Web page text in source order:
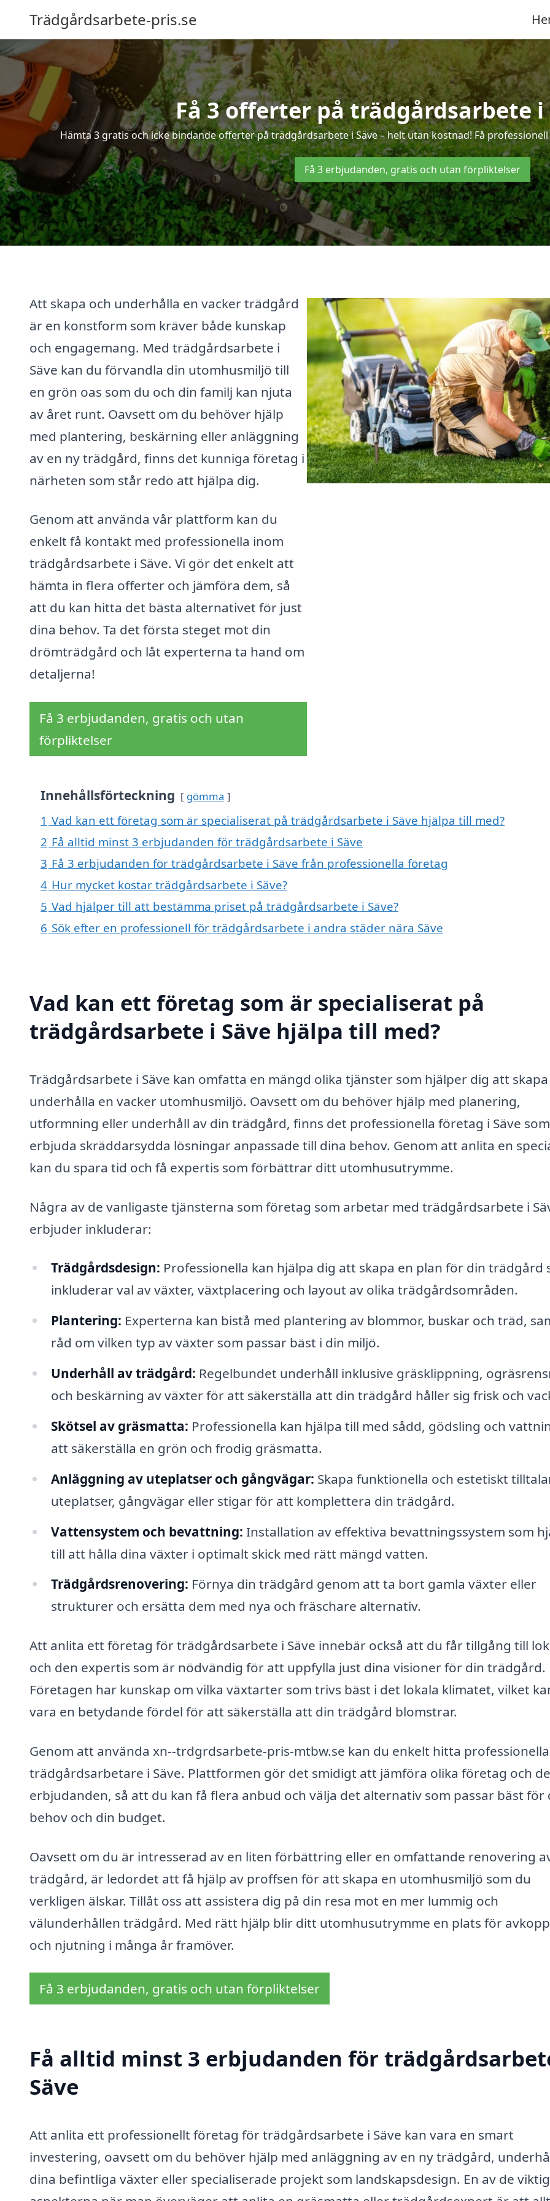
Trädgårdsarbete-pris.se
Få 3 offerter på trädgårdsarbete i
Hämta 3 gratis och icke bindande offerter på trädgårdsarbete i Säve – helt utan kostnad! Få
Få 3 erbjudanden, gratis och utan förpliktelser
Att skapa och underhålla en vacker trädgård
är en konstform som kräver både kunskap
och engagemang. Med trädgårdsarbete i
Säve kan du förvandla din utomhusmiljö till
en grön oas som du och din familj kan njuta
av året runt. Oavsett om du behöver hjälp
med plantering, beskärning eller anläggning
av en ny trädgård, finns det kunniga företag i
närheten som står redo att hjälpa dig.
Genom att använda vår plattform kan du
enkelt få kontakt med professionella inom
trädgårdsarbete i Säve. Vi gör det enkelt att
hämta in flera offerter och jämföra dem, så
att du kan hitta det bästa alternativet för just
dina behov. Ta det första steget mot din
drömträdgård och låt experterna ta hand om
detaljerna!
Få 3 erbjudanden, gratis och utan
förpliktelser
Innehållsförteckning gömma
1 Vad kan ett företag som är specialiserat på trädgårdsarbete i Säve hjälpa till med?
2 Få alltid minst 3 erbjudanden för trädgårdsarbete i Säve
3 Få 3 erbjudanden för trädgårdsarbete i Säve från professionella företag
4 Hur mycket kostar trädgårdsarbete i Säve?
5 Vad hjälper till att bestämma priset på trädgårdsarbete i Säve?
6 Sök efter en professionell för trädgårdsarbete i andra städer nära Säve
Vad kan ett företag som är specialiserat på
trädgårdsarbete i Säve hjälpa till med?
Trädgårdsarbete i Säve kan omfatta en mängd olika tjänster som hjälper dig att
underhålla en vacker utomhusmiljö. Oavsett om du behöver hjälp med planering,
utformning eller underhåll av din trädgård, finns det professionella företag i Säve
erbjuda skräddarsydda lösningar anpassade till dina behov. Genom att anlita en
kan du spara tid och få expertis som förbättrar ditt utomhusutrymme.
Några av de vanligaste tjänsterna som företag som arbetar med trädgårdsarbete i
erbjuder inkluderar:
Trädgårdsdesign: Professionella kan hjälpa dig att skapa en plan för din trädgård
inkluderar val av växter, växtplacering och layout av olika trädgårdsområden.
Plantering: Experterna kan bistå med plantering av blommor, buskar och träd,
råd om vilken typ av växter som passar bäst i din miljö.
Underhåll av trädgård: Regelbundet underhåll inklusive gräsklippning,
och beskärning av växter för att säkerställa att din trädgård håller sig frisk och
Skötsel av gräsmatta: Professionella kan hjälpa till med sådd, gödsling och
att säkerställa en grön och frodig gräsmatta.
Anläggning av uteplatser och gångvägar: Skapa funktionella och estetiskt
uteplatser, gångvägar eller stigar för att komplettera din trädgård.
Vattensystem och bevattning: Installation av effektiva bevattningssystem som
till att hålla dina växter i optimalt skick med rätt mängd vatten.
Trädgårdsrenovering: Förnya din trädgård genom att ta bort gamla växter eller
strukturer och ersätta dem med nya och fräschare alternativ.
Att anlita ett företag för trädgårdsarbete i Säve innebär också att du får tillgång till
och den expertis som är nödvändig för att uppfylla just dina visioner för din trädgård.
Företagen har kunskap om vilka växtarter som trivs bäst i det lokala klimatet, vilket
vara en betydande fördel för att säkerställa att din trädgård blomstrar.
Genom att använda xn--trdgrdsarbete-pris-mtbw.se kan du enkelt hitta professionella
trädgårdsarbetare i Säve. Plattformen gör det smidigt att jämföra olika företag och
erbjudanden, så att du kan få flera anbud och välja det alternativ som passar bäst för
behov och din budget.
Oavsett om du är intresserad av en liten förbättring eller en omfattande renovering
trädgård, är ledordet att få hjälp av proffsen för att skapa en utomhusmiljö som du
verkligen älskar. Tillåt oss att assistera dig på din resa mot en mer lummig och
välunderhållen trädgård. Med rätt hjälp blir ditt utomhusutrymme en plats för
och njutning i många år framöver.
Få 3 erbjudanden, gratis och utan förpliktelser
Få alltid minst 3 erbjudanden för
Säve
Att anlita ett professionellt företag för trädgårdsarbete i Säve kan vara en smart
investering, oavsett om du behöver hjälp med anläggning av en ny trädgård,
dina befintliga växter eller specialiserade projekt som landskapsdesign. En av de